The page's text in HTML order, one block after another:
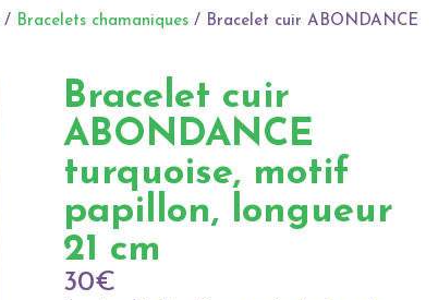
/ Bracelets chamaniques / Bracelet cuir ABONDANCE
Bracelet cuir
ABONDANCE
turquoise, motif
papillon, longueur
21 cm
30€